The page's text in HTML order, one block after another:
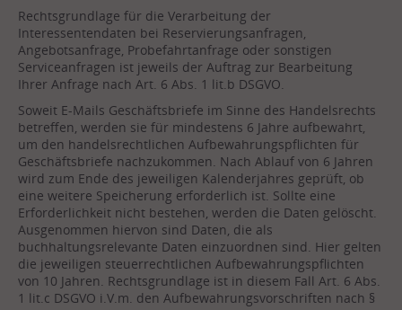
Rechtsgrundlage für die Verarbeitung der
Interessentendaten bei Reservierungsanfragen,
Angebotsanfrage, Probefahrtanfrage oder sonstigen
Serviceanfragen ist jeweils der Auftrag zur Bearbeitung
Ihrer Anfrage nach Art. 6 Abs. 1 lit.b DSGVO.
Soweit E-Mails Geschäftsbriefe im Sinne des Handelsrechts
betreffen, werden sie für mindestens 6 Jahre aufbewahrt,
um den handelsrechtlichen Aufbewahrungspflichten für
Geschäftsbriefe nachzukommen. Nach Ablauf von 6 Jahren
wird zum Ende des jeweiligen Kalenderjahres geprüft, ob
eine weitere Speicherung erforderlich ist. Sollte eine
Erforderlichkeit nicht bestehen, werden die Daten gelöscht.
Ausgenommen hiervon sind Daten, die als
buchhaltungsrelevante Daten einzuordnen sind. Hier gelten
die jeweiligen steuerrechtlichen Aufbewahrungspflichten
von 10 Jahren. Rechtsgrundlage ist in diesem Fall Art. 6 Abs.
1 lit.c DSGVO i.V.m. den Aufbewahrungsvorschriften nach §